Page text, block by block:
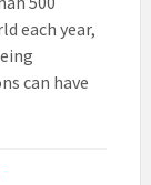
each year,
can have